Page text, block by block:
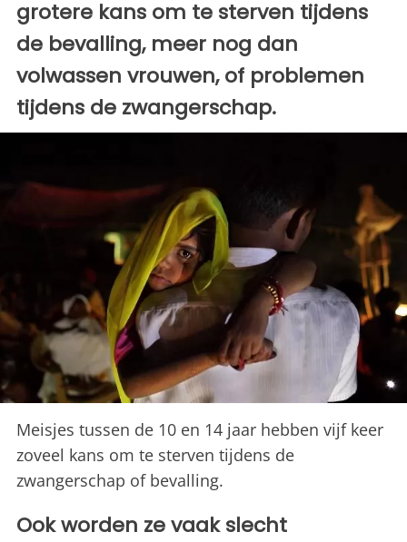
grotere kans om te sterven tijdens
de bevalling, meer nog dan
volwassen vrouwen, of problemen
tijdens de zwangerschap.
Meisjes tussen de 10 en 14 jaar hebben vijf keer
zoveel kans om te sterven tijdens de
zwangerschap of bevalling.
Ook worden ze vaak slecht